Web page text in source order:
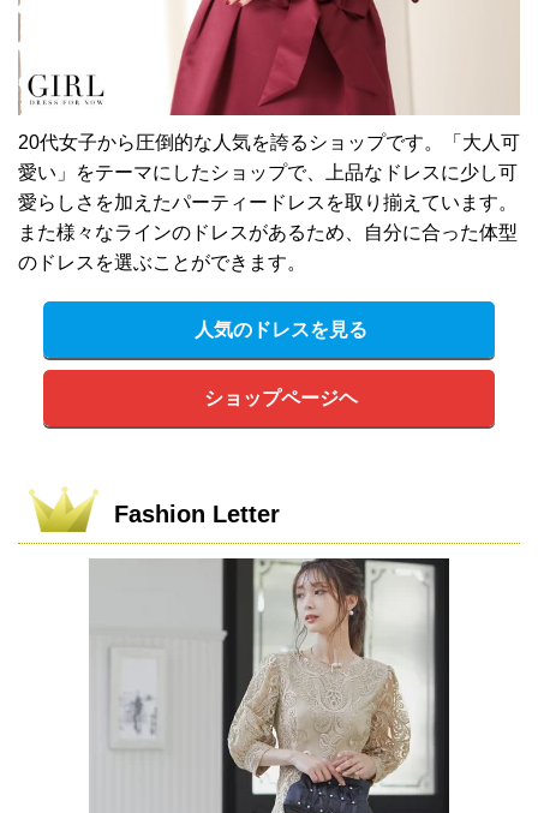
20代女子から圧倒的な人気を誇るショップです。「大人可
愛い」をテーマにしたショップで、上品なドレスに少し可
愛らしさを加えたパーティードレスを取り揃えています。
また様々なラインのドレスがあるため、自分に合った体型
のドレスを選ぶことができます。
人気のドレスを見る
ショップページヘ
Fashion Letter